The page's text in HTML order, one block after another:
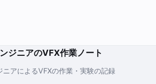
ジニアのVFX作業ノート
ニアによるVFXの作業・実験の記録